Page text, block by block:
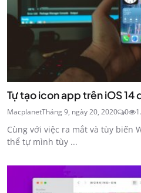
Tự tạo icon app trên iOS
MacplanetTháng 9, ngày 20, 2020 0
Cùng với việc ra mắt và tùy biến
thể tự mình tùy ...